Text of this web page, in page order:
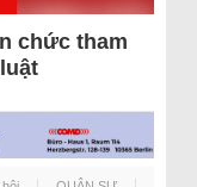
chức tham